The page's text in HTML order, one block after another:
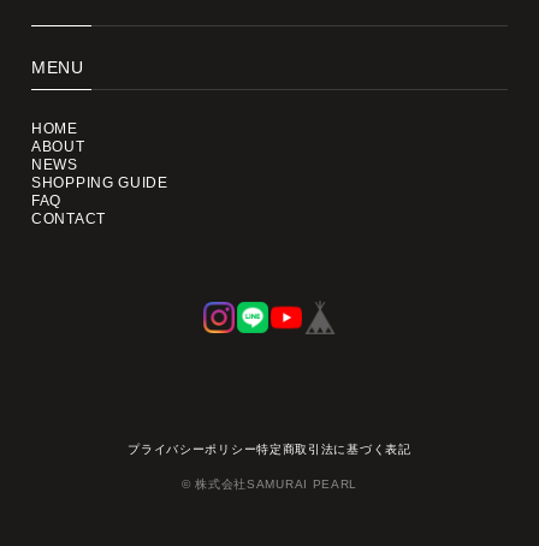
MENU
HOME
ABOUT
NEWS
SHOPPING GUIDE
FAQ
CONTACT
プライバシーポリシー特定商取引法に基づく表記
© 株式会社SAMURAI PEARL